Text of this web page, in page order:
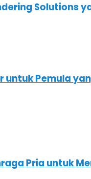
Solutions
untuk Pemula
Pria untuk